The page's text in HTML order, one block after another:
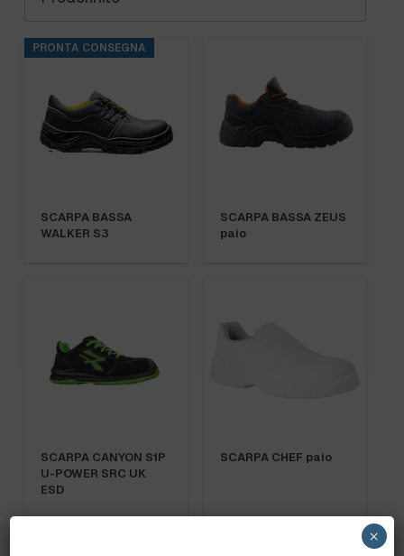
PRONTA CONSEGNA
SCARPA BASSA
WALKER S3
SCARPA BASSA ZEUS
paio
SCARPA CANYON S1P
U-POWER SRC UK
ESD
SCARPA CHEF paio
×